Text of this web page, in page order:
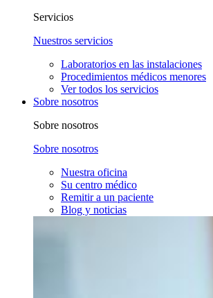
Servicios
Nuestros servicios
Laboratorios en las instalaciones
Procedimientos médicos menores
Ver todos los servicios
Sobre nosotros
Sobre nosotros
Sobre nosotros
Nuestra oficina
Su centro médico
Remitir a un paciente
Blog y noticias